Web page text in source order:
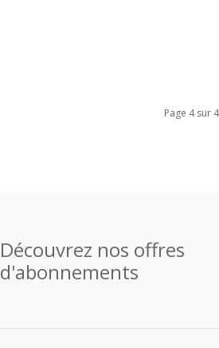
Page 4 sur 4
Découvrez nos offres
d'abonnements